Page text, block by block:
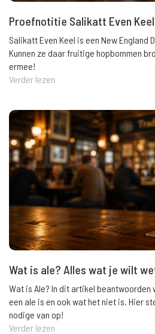
Proefnotitie Salikatt Even Keel
Salikatt Even Keel is een New England
Kunnen ze daar fruitige hopbommen
ermee!
Verder lezen
Wat is ale? Alles wat je wilt
Wat is Ale? In dit artikel beantwoorden
een ale is en ook wat het niet is. Hier
nodige van op!
Verder lezen